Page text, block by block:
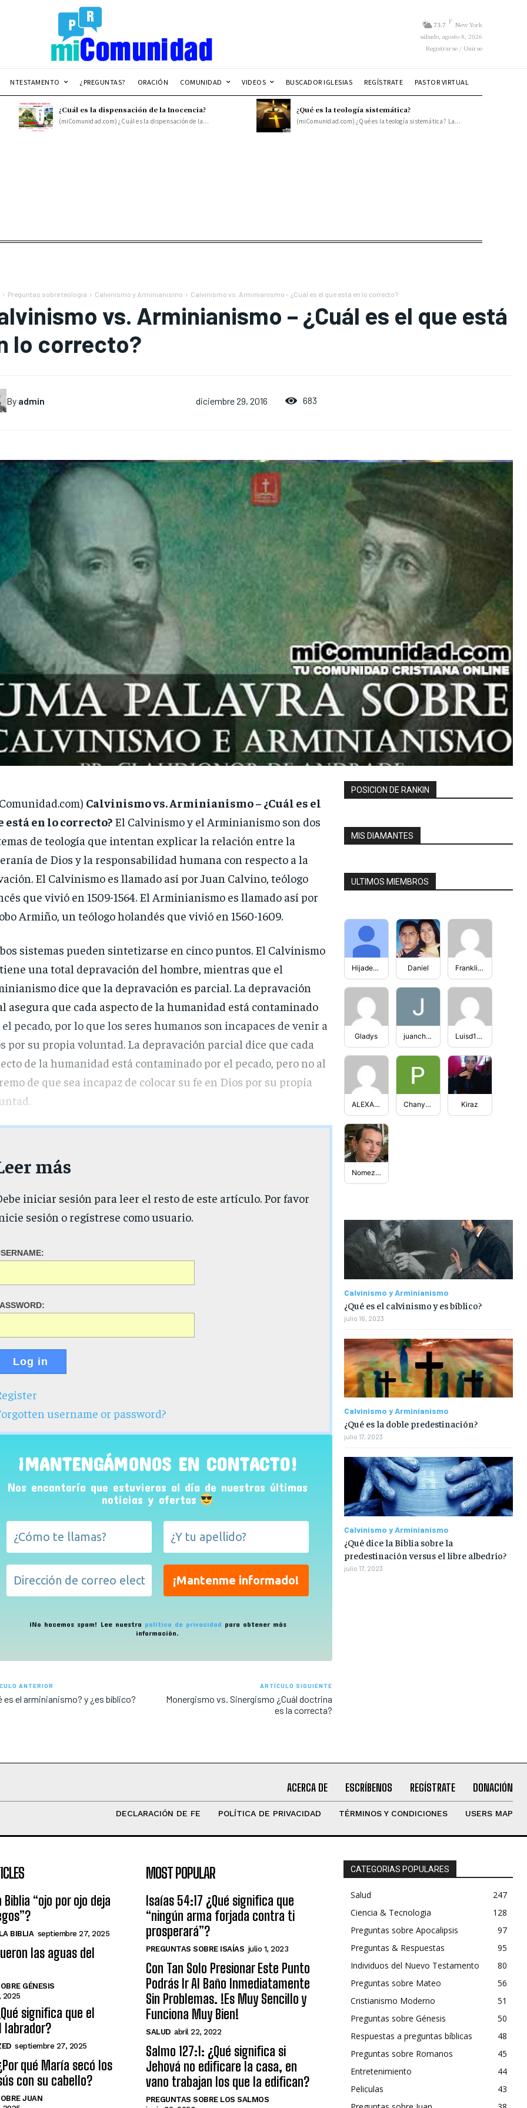
73.7 F New York
sábado, agosto 8, 2026
Registrarse / Unirse
NTESTAMENTO ¿PREGUNTAS? ORACIÓN COMUNIDAD VIDEOS BUSCADOR IGLESIAS REGÍSTRATE PASTOR VIRTUAL
¿Cuál es la dispensación de la Inocencia?
(miComunidad.com) ¿Cuál es la dispensación de la...
¿Qué es la teología sistemática?
(miComunidad.com) ¿Qué es la teología sistemática? La...
Preguntas sobre teología Calvinismo y Arminianismo Calvinismo vs. Arminianismo - ¿Cuál es el que está en lo correcto?
vs. Arminianismo – ¿Cuál es el que está
lo correcto?
By admin diciembre 29, 2016 683
Calvinismo vs. Arminianismo – ¿Cuál es el
está en lo correcto?El Calvinismo y el Arminianismo son dos
de teología que intentan explicar la relación entre la
de Dios y la responsabilidad humana con respecto a la
El Calvinismo es llamado así por Juan Calvino, teólogo
que vivió en 1509-1564. El Arminianismo es llamado así por
Armiño, un teólogo holandés que vivió en 1560-1609.
sistemas pueden sintetizarse en cinco puntos. El Calvinismo
una total depravación del hombre, mientras que el
dice que la depravación es parcial. La depravación
asegura que cada aspecto de la humanidad está contaminado
pecado, por lo que los seres humanos son incapaces de venir a
por su propia voluntad. La depravación parcial dice que cada
de la humanidad está contaminado por el pecado, pero no al
de que sea incapaz de colocar su fe en Dios por su propia
más
iniciar sesión para leer el resto de este artículo. Por favor
sesión o regístrese como usuario.
Log in
username or password?
¡MANTENGÁMONOS EN CONTACTO!
Nos encantaría que estuvieras al día de nuestras últimas
noticias y ofertas
¡No hacemos spam! Lee nuestra política de privacidad para obtener más
información.
ANTERIOR
es el arminianismo? y ¿es bíblico?
ARTÍCULO SIGUIENTE
Monergismo vs. Sinergismo ¿Cuál doctrina
es la correcta?
POSICION DE RANKIN
MIS DIAMANTES
ULTIMOS MIEMBROS
HijadediosJuli Daniel FranklinFiguera
Gladys juancho2303 Luisd100994
ALEXANDHER Chanyeol Kiraz
Nomezquy
Calvinismo y Arminianismo
¿Qué es el calvinismo y es bíblico?
julio 16, 2023
Calvinismo y Arminianismo
¿Qué es la doble predestinación?
julio 17, 2023
Calvinismo y Arminianismo
¿Qué dice la Biblia sobre la
predestinación versus el libre albedrío?
julio 17, 2023
ACERCA DE ESCRÍBENOS REGÍSTRATE DONACIÓN
DECLARACIÓN DE FE POLÍTICA DE PRIVACIDAD TÉRMINOS Y CONDICIONES USERS MAP
“ojo por ojo deja
BIBLIA septiembre 27, 2025
las aguas del
GÉNESIS
2025
significa que el
labrador?
septiembre 27, 2025
qué María secó los
con su cabello?
JUAN
MOST POPULAR
Isaías 54:17 ¿Qué significa que
“ningún arma forjada contra ti
prosperará”?
PREGUNTAS SOBRE ISAÍAS julio 1, 2023
Con Tan Solo Presionar Este Punto
Podrás Ir Al Baño Inmediatamente
Sin Problemas. !Es Muy Sencillo y
Funciona Muy Bien!
SALUD abril 22, 2022
Salmo 127:1: ¿Qué significa si
Jehová no edificare la casa, en
vano trabajan los que la edifican?
PREGUNTAS SOBRE LOS SALMOS
CATEGORIAS POPULARES
Salud
247
Ciencia & Tecnologia
128
Preguntas sobre Apocalipsis
97
Preguntas & Respuestas
95
Individuos del Nuevo Testamento
80
Preguntas sobre Mateo
56
Cristianismo Moderno
51
Preguntas sobre Génesis
50
Respuestas a preguntas bíblicas
48
Preguntas sobre Romanos
45
Entretenimiento
44
Peliculas
43